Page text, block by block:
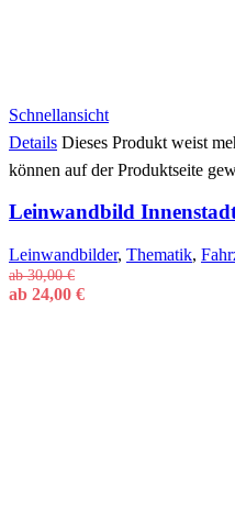
Schnellansicht
Details Dieses Produkt weist
können auf der Produktseite
Leinwandbild
Leinwandbilder, Thematik,
ab30,00€
ab 24,00 €